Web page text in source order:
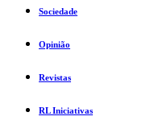
Sociedade
Opinião
Revistas
RL Iniciativas